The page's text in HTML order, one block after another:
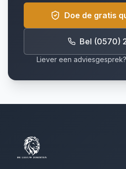
Doe de gratis
Bel (0570)
Liever een